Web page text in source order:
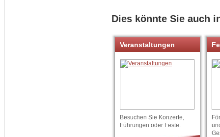
Dies könnte Sie auch
Veranstaltungen
Besuchen Sie Konzerte,
Führungen oder Feste.